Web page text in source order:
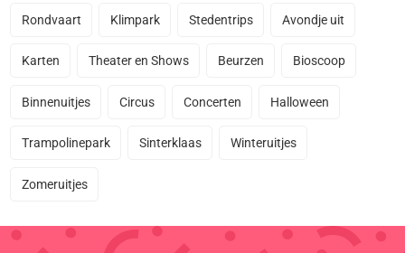
Rondvaart Klimpark Stedentrips Avondje uit
Karten Theater en Shows Beurzen Bioscoop
Binnenuitjes Circus Concerten Halloween
Trampolinepark Sinterklaas Winteruitjes
Zomeruitjes